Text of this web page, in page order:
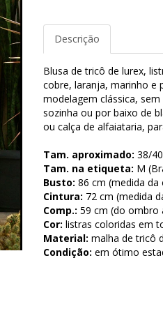
Descrição
Blusa de tricô de lurex,
cobre, laranja, marinho e
modelagem clássica,
sozinha ou por baixo de
ou calça de alfaiataria,
Tam. aproximado: 38/
Tam. na etiqueta: M
Busto: 86 cm (medida da
Cintura: 72 cm (medida
Comp.: 59 cm (do ombro
Cor: listras coloridas em
Material: malha de tricô
Condição: em ótimo